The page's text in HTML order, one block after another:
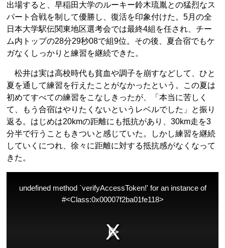
出場すると、早稲田大学のルーキー鈴木琉胤との猛烈なス
パート合戦を制して優勝し、復活を印象付けた。5月の全
日本大学駅伝関東地区選考会では最終4組を任され、チー
ム内トップの28分29秒08で組9位。その後、夏合宿でもケ
ガなくしっかりと練習を継続できた。
松井は実は高校時代も貧血や調子を崩すなどして、ひと
夏を通して練習を行えたことがなかったという。この夏は
初めてすべての練習をこなしきったが、「本当に苦しく
て、もう合宿はやりたくないというレベルでした」と振り
返る。はじめは20kmの距離にも抵抗があり、30km走を3
分半で行うこともきついと感じていた。しかし練習を継続
していくにつれ、徐々に距離に対する抵抗感がなくなって
きた。
undefined method `verifyAccessToken!' for an instance of
#<Class:0x00007f2ba01fe118>